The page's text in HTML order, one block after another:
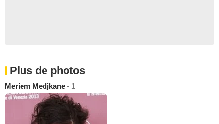
Plus de photos
Meriem Medjkane - 1